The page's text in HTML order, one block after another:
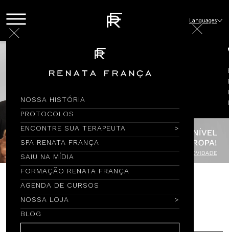
NOSSA HISTÓRIA
PROTOCOLOS
ENCONTRE SUA TERAPEUTA
SPA RENATA FRANÇA
SAIU NA MÍDIA
FORMAÇÃO RENATA FRANÇA
AGENDA DE CURSOS
NOSSA LOJA
BLOG
Languages
Encontre por Nome